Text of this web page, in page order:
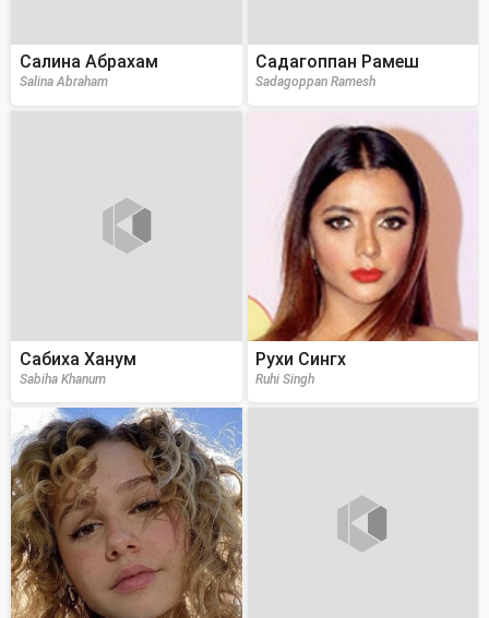
Салина Абрахам
Salina Abraham
Садагоппан Рамеш
Sadagoppan Ramesh
Сабиха Ханум
Sabiha Khanum
Рухи Сингх
Ruhi Singh